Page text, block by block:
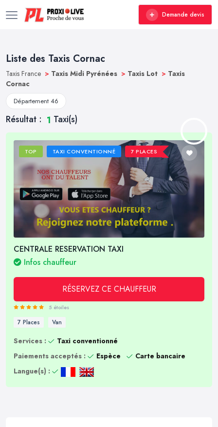
Demande devis
Liste des Taxis Cornac
Taxis France > Taxis Midi Pyrénées > Taxis Lot > Taxis
Cornac
Département 46
Résultat : 1 Taxi(s)
TOP TAXI CONVENTIONNÉ 7 PLACES
CENTRALE RESERVATION TAXI
Infos chauffeur
RÉSERVEZ CE CHAUFFEUR
5 étoiles
7 Places Van
Services :
Taxi conventionné
Paiements acceptés :
Espèce
Carte bancaire
Langue(s) :